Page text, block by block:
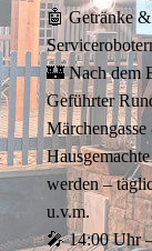
🤖 Getränke
🏰 Nach dem
Geführter
werden –
u.v.m.
🎤 14:00 Uhr